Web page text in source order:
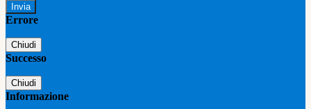
Errore
Chiudi
Successo
Chiudi
Informazione